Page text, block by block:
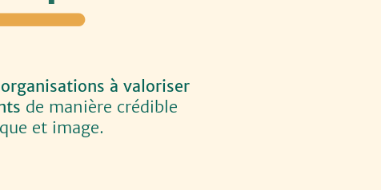
à valoriser
de manière crédible
et image.